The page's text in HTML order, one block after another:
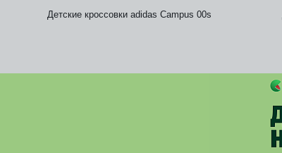
Детские кроссовки adidas Campus 00s
Добавить в избранное